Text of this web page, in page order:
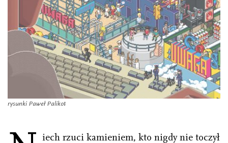
rysunki Paweł Palikot
iech rzuci kamieniem, kto nigdy nie toczył